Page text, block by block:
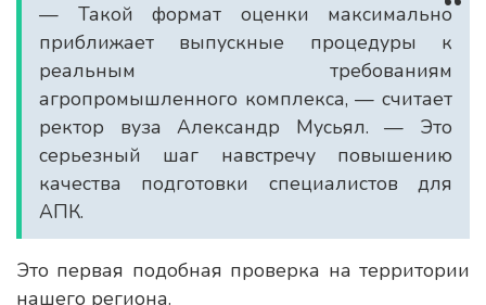
— Такой формат оценки максимально
приближает выпускные процедуры к
реальным требованиям
агропромышленного комплекса, — считает
ректор вуза Александр Мусьял. — Это
серьезный шаг навстречу повышению
качества подготовки специалистов для
АПК.
Это первая подобная проверка на территории
нашего региона.